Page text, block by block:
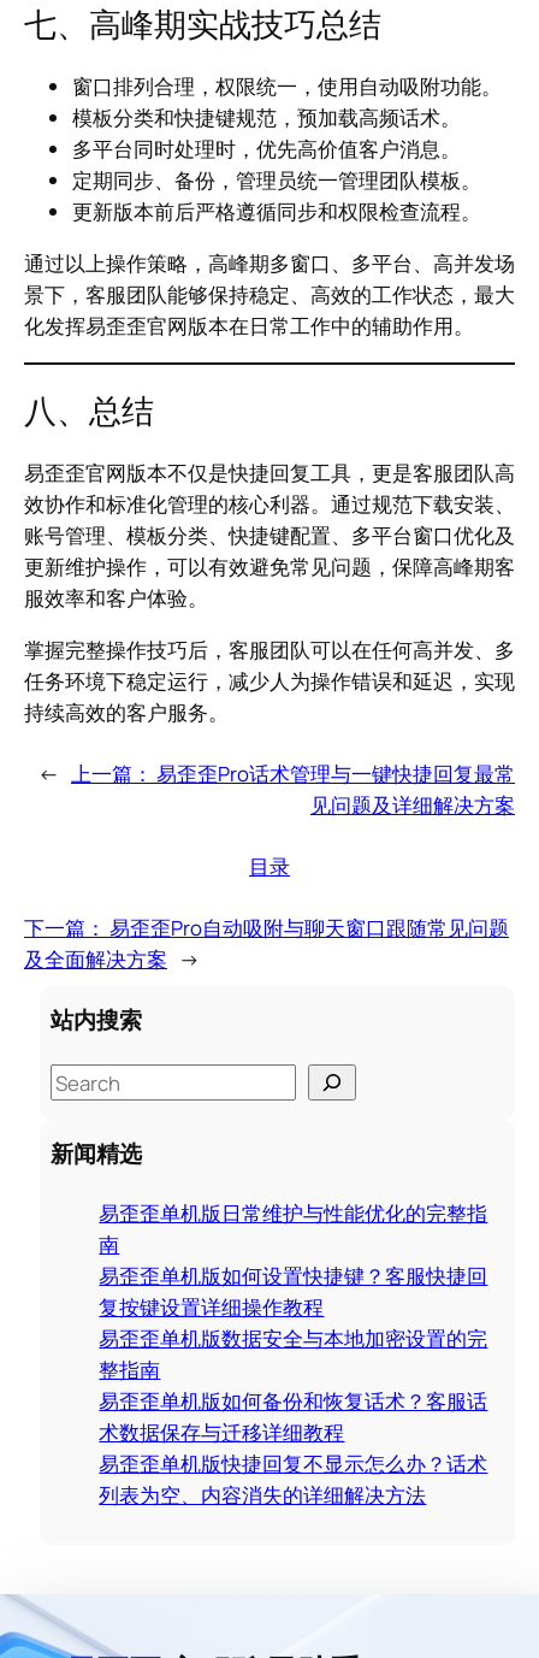
七、高峰期实战技巧总结
窗口排列合理，权限统一，使用自动吸附功能。
模板分类和快捷键规范，预加载高频话术。
多平台同时处理时，优先高价值客户消息。
定期同步、备份，管理员统一管理团队模板。
更新版本前后严格遵循同步和权限检查流程。
通过以上操作策略，高峰期多窗口、多平台、高并发场
景下，客服团队能够保持稳定、高效的工作状态，最大
化发挥易歪歪官网版本在日常工作中的辅助作用。
八、总结
易歪歪官网版本不仅是快捷回复工具，更是客服团队高
效协作和标准化管理的核心利器。通过规范下载安装、
账号管理、模板分类、快捷键配置、多平台窗口优化及
更新维护操作，可以有效避免常见问题，保障高峰期客
服效率和客户体验。
掌握完整操作技巧后，客服团队可以在任何高并发、多
任务环境下稳定运行，减少人为操作错误和延迟，实现
持续高效的客户服务。
← 上一篇： 易歪歪Pro话术管理与一键快捷回复最常
见问题及详细解决方案
目录
下一篇： 易歪歪Pro自动吸附与聊天窗口跟随常见问题
及全面解决方案 →
站内搜索
S
e
a
r
新闻精选
易歪歪单机版日常维护与性能优化的完整指
南
易歪歪单机版如何设置快捷键？客服快捷回
复按键设置详细操作教程
易歪歪单机版数据安全与本地加密设置的完
整指南
易歪歪单机版如何备份和恢复话术？客服话
术数据保存与迁移详细教程
易歪歪单机版快捷回复不显示怎么办？话术
列表为空、内容消失的详细解决方法